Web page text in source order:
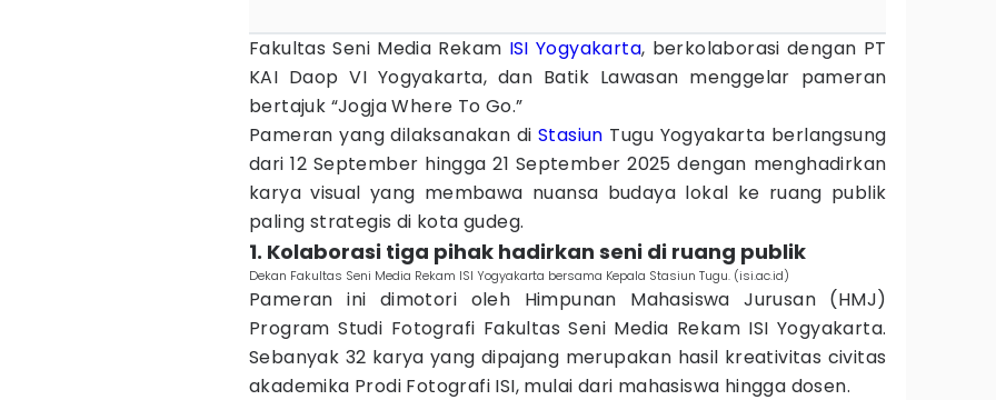
Fakultas Seni Media Rekam ISI Yogyakarta, berkolaborasi dengan PT
KAI Daop VI Yogyakarta, dan Batik Lawasan menggelar pameran
bertajuk “Jogja Where To Go.”
Pameran yang dilaksanakan diStasiun Tugu Yogyakarta berlangsung
dari 12 September hingga 21 September 2025 dengan menghadirkan
karya visual yang membawa nuansa budaya lokal ke ruang publik
paling strategis di kota gudeg.
1. Kolaborasi tiga pihak hadirkan seni di ruang publik
Dekan Fakultas Seni Media Rekam ISI Yogyakarta bersama Kepala Stasiun Tugu. (isi.ac.id)
Pameran ini dimotori oleh Himpunan Mahasiswa Jurusan (HMJ)
Program Studi Fotografi Fakultas Seni Media Rekam ISI Yogyakarta.
Sebanyak 32 karya yang dipajang merupakan hasil kreativitas civitas
akademika Prodi Fotografi ISI, mulai dari mahasiswa hingga dosen.